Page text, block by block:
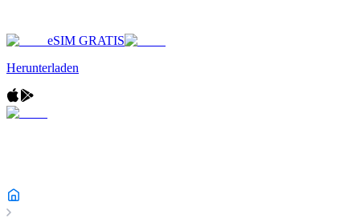
eSIM GRATIS
Herunterladen